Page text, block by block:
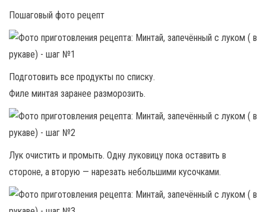
Пошаговый фото рецепт
Подготовить все продукты по списку.
Филе минтая заранее разморозить.
Лук очистить и промыть. Одну луковицу пока оставить в
стороне, а вторую — нарезать небольшими кусочками.